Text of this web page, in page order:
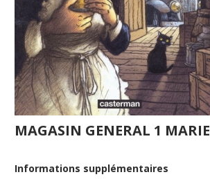
MAGASIN GENERAL 1 MARIE
Informations supplémentaires